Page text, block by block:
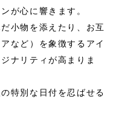
が心に響きます。
小物を添えたり、お互
など）を象徴するアイ
ナリティが高まりま
特別な日付を忍ばせる